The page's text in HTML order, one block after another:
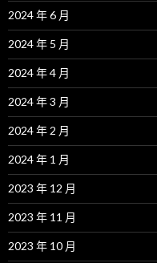
2024 年 6 月
2024 年 5 月
2024 年 4 月
2024 年 3 月
2024 年 2 月
2024 年 1 月
2023 年 12 月
2023 年 11 月
2023 年 10 月